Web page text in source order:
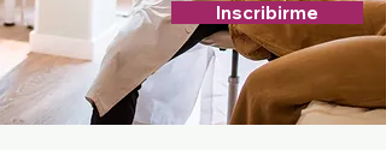
Inscribirme